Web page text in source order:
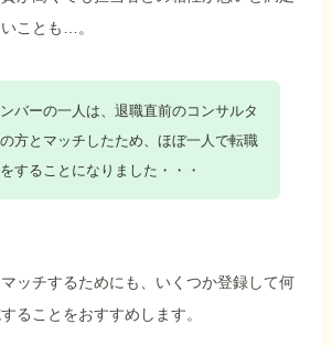
ことも…。
バーの一人は、退職直前のコンサルタ
方とマッチしたため、ほぼ一人で転職
することになりました・・・
ッチするためにも、いくつか登録して何
ることをおすすめします。